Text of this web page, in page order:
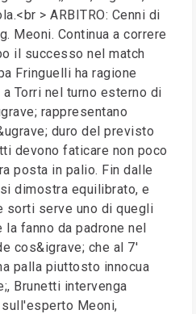
> ARBITRO: Cenni di
Meoni. Continua a correre
il successo nel match
Fringuelli ha ragione
Torri nel turno esterno di
rappresentano
duro del previsto
devono faticare non poco
posta in palio. Fin dalle
dimostra equilibrato, e
sorti serve uno di quegli
fanno da padrone nel
cos&igrave; che al 7'
palla piuttosto innocua
Brunetti intervenga
Meoni,